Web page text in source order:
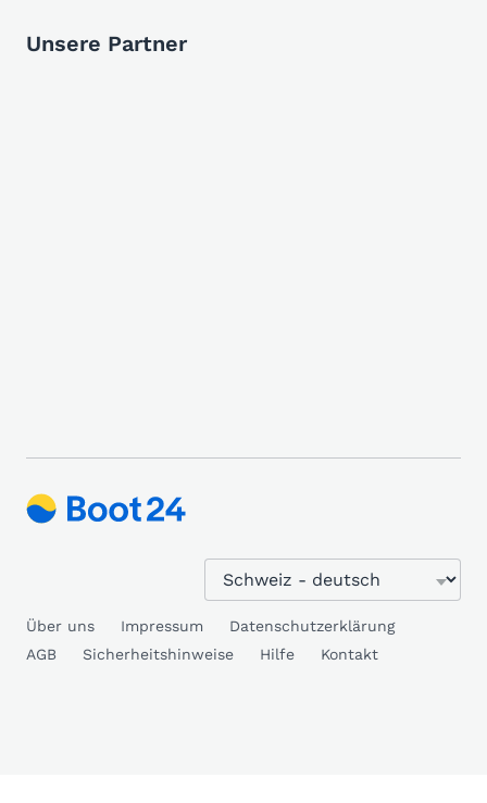
Unsere Partner
Über uns Impressum
Datenschutzerklärung
AGB
Sicherheitshinweise Hilfe Kontakt